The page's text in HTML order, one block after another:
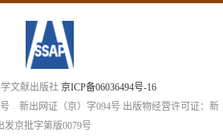
文献出版社 京ICP备06036494号-16
新出网证（京）字094号 出版物经营许可证：新
发京批字第版0079号